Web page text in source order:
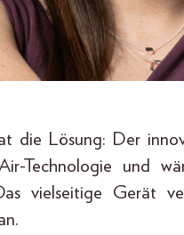
die Lösung: Der
Technologie und
vielseitige Gerät